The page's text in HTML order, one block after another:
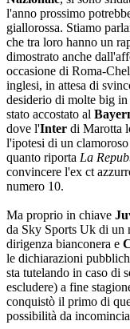
l'anno prossimo
giallorossa. Stiamo
che tra loro hanno un
dimostrato anche
occasione di Roma-
inglesi, in attesa di
desiderio di molte big
stato accostato al
dove l'Inter di Marotta
l'ipotesi di un
quanto riporta La
convincere l'ex ct
numero 10.
Ma proprio in chiave
da Sky Sports Uk di un
dirigenza bianconera e
le dichiarazioni
sta tutelando in caso di
escludere) a fine
conquistò il primo di
possibilità da